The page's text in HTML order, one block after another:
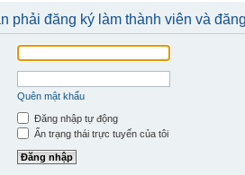
phải đăng ký làm thành viên và
Quên mật khẩu
Đăng nhập tự động
Ẩn trạng thái trực tuyến của tôi